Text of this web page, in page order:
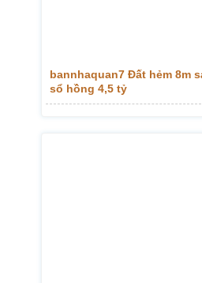
bannhaquan7 Đất hẻm 8m
sổ hồng 4,5 tỷ